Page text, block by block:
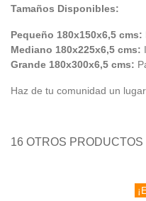
Tamaños Disponibles:
Pequeño 180x150x6,5 cms:
Mediano 180x225x6,5 cms:
Grande 180x300x6,5 cms:
Haz de tu comunidad un
16 OTROS